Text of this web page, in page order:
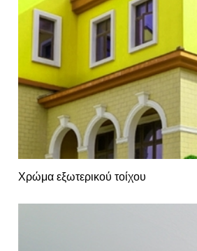
Χρώμα εξωτερικού τοίχου